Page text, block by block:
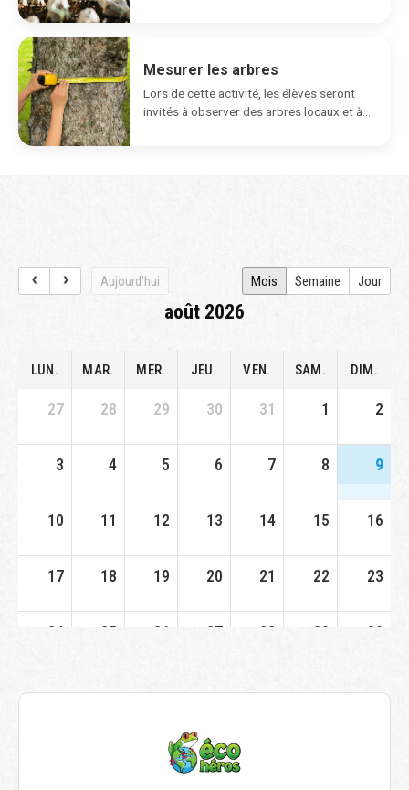
Mesurer les arbres
Lors de cette activité, les élèves seront
invités à observer des arbres locaux et à...
Aujourd'hui Mois Semaine Jour
août 2026
LUN. MAR. MER. JEU. VEN. SAM. DIM.
27 28 29 30 31 1 2
3 4 5 6 7 8 9
10 11 12 13 14 15 16
17 18 19 20 21 22 23
24 25 26 27 28 29 30
31 1 2 3 4 5 6